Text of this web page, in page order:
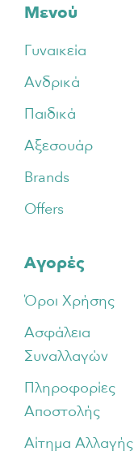
Footer
Μενού
Γυναικεία
Ανδρικά
Παιδικά
Αξεσουάρ
Brands
Offers
Αγορές
Όροι Χρήσης
Ασφάλεια
Συναλλαγών
Πληροφορίες
Αποστολής
Αίτημα Αλλαγής